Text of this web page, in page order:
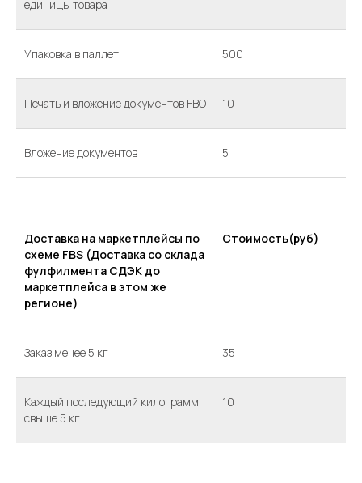
единицы товара
Упаковка в паллет 500
Печать и вложение документов FBO 10
Вложение документов 5
Доставка на маркетплейсы по
схеме FBS (Доставка со склада
фулфилмента СДЭК до
маркетплейса в этом же
регионе)
Стоимость(руб)
Заказ менее 5 кг 35
Каждый последующий килограмм
свыше 5 кг
10